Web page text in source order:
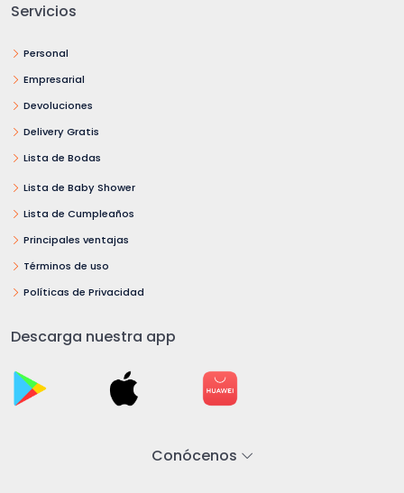
Servicios
Personal
Empresarial
Devoluciones
Delivery Gratis
Lista de Bodas
Lista de Baby Shower
Lista de Cumpleaños
Principales ventajas
Términos de uso
Políticas de Privacidad
Descarga nuestra app
Conócenos